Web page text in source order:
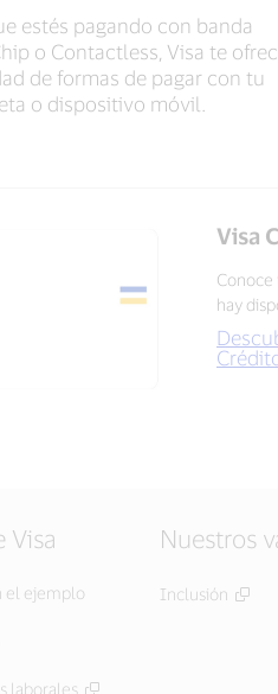
estés pagando con banda
o Contactless, Visa te
de formas de pagar con tu
o dispositivo móvil.
Visa
Conoce
hay
Visa
el ejemplo
laborales
Nuestros
Inclusión